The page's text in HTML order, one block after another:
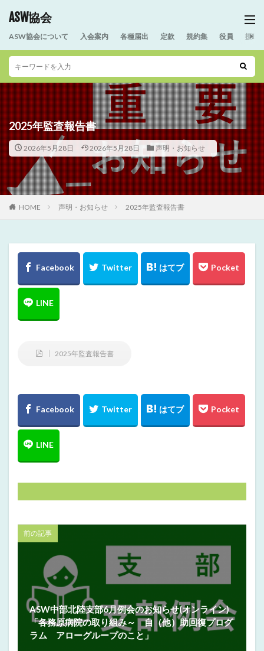
ASW協会
ASW協会について 入会案内 各種届出 定款 規約集 役員 援助
2025年監査報告書
2026年5月28日 2026年5月28日 声明・お知らせ
HOME 声明・お知らせ 2025年監査報告書
2025年監査報告書
前の記事
ASW中部北陸支部6月例会のお知らせ(オンライン)
「各務原病院の取り組み～ 自（他）助回復プログ
ラム アローグループのこと」